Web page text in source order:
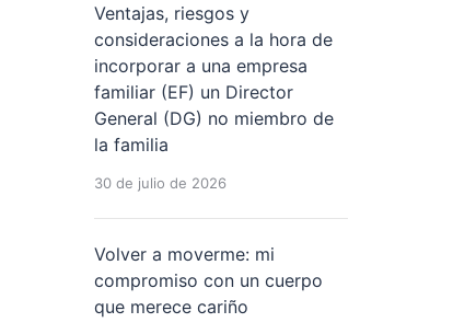
Ventajas, riesgos y
consideraciones a la hora de
incorporar a una empresa
familiar (EF) un Director
General (DG) no miembro de
la familia
30 de julio de 2026
Volver a moverme: mi
compromiso con un cuerpo
que merece cariño